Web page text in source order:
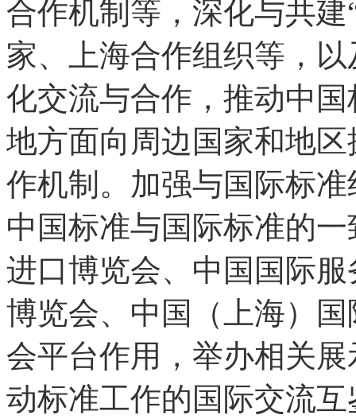
合作机制等，深化与共
家、上海合作组织等，
化交流与合作，推动中
地方面向周边国家和地
作机制。加强与国际标
中国标准与国际标准的
进口博览会、中国国际
博览会、中国（上海）
会平台作用，举办相关
动标准工作的国际交流